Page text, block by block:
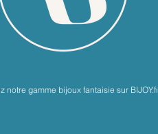
notre gamme bijoux fantaisie sur BIJOY.fr